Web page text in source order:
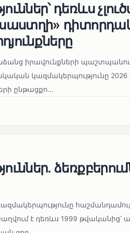
դեռևս
իրավունքների
կազմակերպությունը
ընթացքո...
է դեռևս 1999 թվականից՝